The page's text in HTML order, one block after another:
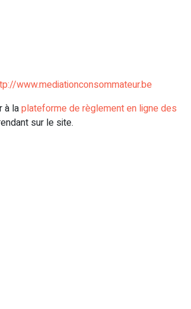
www.mediationconsommateur.be
à laplateforme de règlement en ligne des
sur le site.